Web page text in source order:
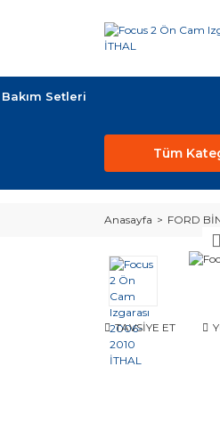
Bakım Setleri
Tüm
Anasayfa FORD
TAVSİYE ET